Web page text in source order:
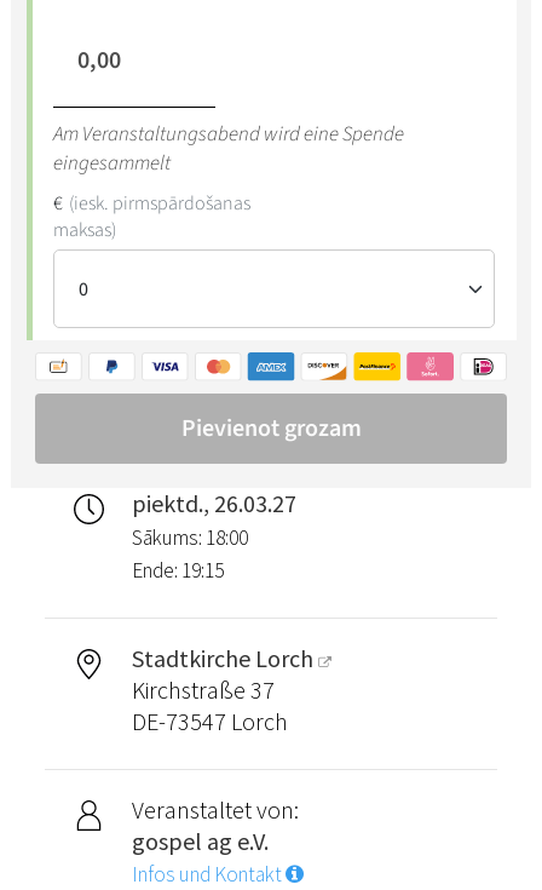
piektd., 26.03.27
Sākums: 18:00
Ende: 19:15
Stadtkirche Lorch
Kirchstraße 37
DE-73547 Lorch
Veranstaltet von:
gospel ag e.V.
Infos und Kontakt